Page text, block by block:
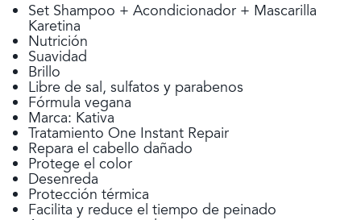
Set Shampoo + Acondicionador + Mascarilla
Karetina
Nutrición
Suavidad
Brillo
Libre de sal, sulfatos y parabenos
Fórmula vegana
Marca: Kativa
Tratamiento One Instant Repair
Repara el cabello dañado
Protege el color
Desenreda
Protección térmica
Facilita y reduce el tiempo de peinado